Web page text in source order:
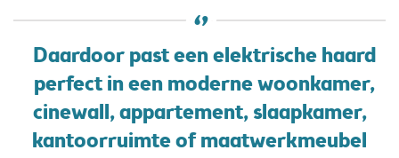
Daardoor past een elektrische haard
perfect in een moderne woonkamer,
cinewall, appartement, slaapkamer,
kantoorruimte of maatwerkmeubel